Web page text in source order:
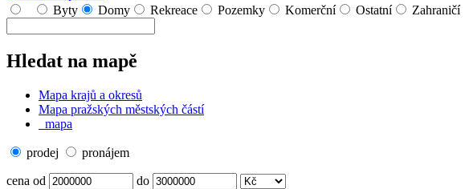
Byty Domy Rekreace Pozemky Komerční Ostatní Zahraničí
Hledat na mapě
Mapa krajů a okresů
Mapa pražských městských částí
mapa
prodej pronájem
cena od do